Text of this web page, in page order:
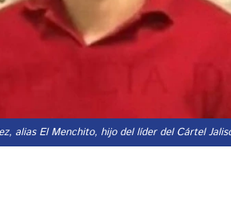
alias El Menchito, hijo del líder del Cártel